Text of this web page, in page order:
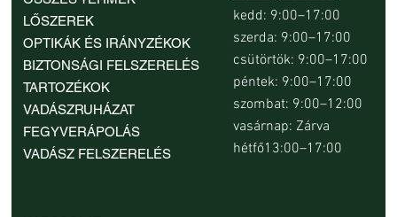
LŐSZEREK
OPTIKÁK ÉS IRÁNYZÉKOK
BIZTONSÁGI FELSZERELÉS
TARTOZÉKOK
VADÁSZRUHÁZAT
FEGYVERÁPOLÁS
VADÁSZ FELSZERELÉS
kedd: 9:00–17:00
szerda: 9:00–17:00
csütörtök: 9:00–17:00
péntek: 9:00–17:00
szombat: 9:00–12:00
vasárnap: Zárva
hétfő13:00–17:00